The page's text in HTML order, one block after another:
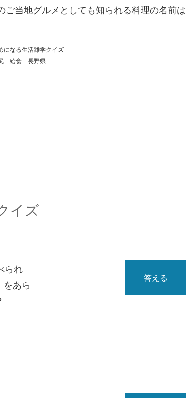
ご当地グルメとしても知られる料理の名前は
になる生活雑学クイズ
給食 長野県
イズ
られ
をあら
答える